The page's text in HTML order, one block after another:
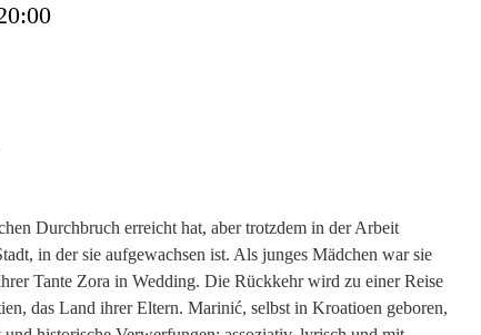
Durchbruch erreicht hat, aber trotzdem in der Arbeit
in der sie aufgewachsen ist. Als junges Mädchen war sie
Tante Zora in Wedding. Die Rückkehr wird zu einer Reise
das Land ihrer Eltern. Marinić, selbst in Kroatioen geboren,